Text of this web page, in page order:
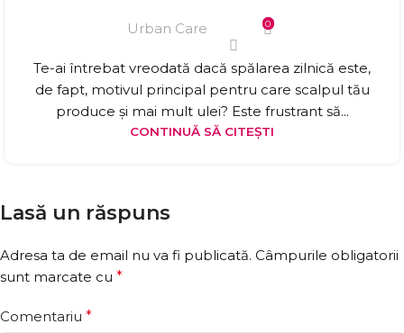
Urban Care 0
Te-ai întrebat vreodată dacă spălarea zilnică este,
de fapt, motivul principal pentru care scalpul tău
produce și mai mult ulei? Este frustrant să...
CONTINUĂ SĂ CITEȘTI
Lasă un răspuns
Adresa ta de email nu va fi publicată. Câmpurile obligatorii
sunt marcate cu *
Comentariu *